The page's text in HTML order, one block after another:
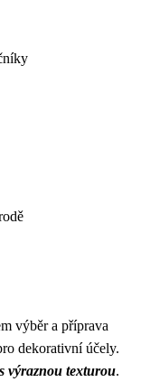
výběr a příprava
dekorativní účely.
výraznou texturou.